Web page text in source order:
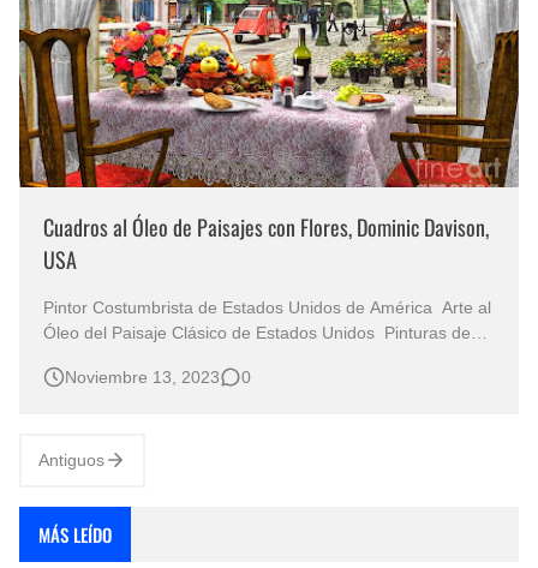
Que significan los cuadros de negras africanas?
El mundo del arte en pintura surrealista
Cuadros al Óleo de Paisajes con Flores, Dominic Davison,
USA
Pintor Costumbrista de Estados Unidos de América Arte al
Óleo del Paisaje Clásico de Estados Unidos Pinturas de
Flores de Colores , Pinturas al Óleo Sobre Lienzo Paisajes
Noviembre 13, 2023 0
Antiguos
MÁS LEÍDO